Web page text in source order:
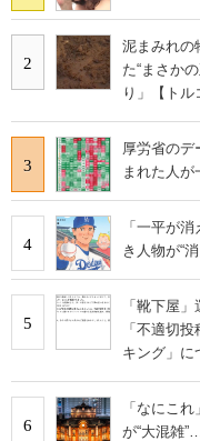
2
泥まみれ
た“まさか
り」【トル
3
厚労省の
まれた人
4
「一平が
き人物が“
5
「靴下屋
「不適切
キング」に
6
「なにこ
が“大混雑